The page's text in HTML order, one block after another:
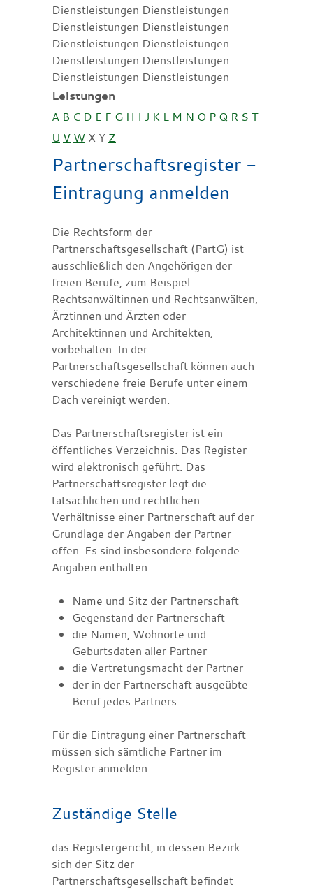
Dienstleistungen Dienstleistungen
Dienstleistungen Dienstleistungen
Dienstleistungen Dienstleistungen
Dienstleistungen Dienstleistungen
Dienstleistungen Dienstleistungen
Leistungen
A B C D E F G H I J K L M N O P Q R S T
U V W X Y Z
Partnerschaftsregister -
Eintragung anmelden
Die Rechtsform der
Partnerschaftsgesellschaft (PartG) ist
ausschließlich den Angehörigen der
freien Berufe, zum Beispiel
Rechtsanwältinnen und Rechtsanwälten,
Ärztinnen und Ärzten oder
Architektinnen und Architekten,
vorbehalten. In der
Partnerschaftsgesellschaft können auch
verschiedene freie Berufe unter einem
Dach vereinigt werden.
Das Partnerschaftsregister ist ein
öffentliches Verzeichnis. Das Register
wird elektronisch geführt. Das
Partnerschaftsregister legt die
tatsächlichen und rechtlichen
Verhältnisse einer Partnerschaft auf der
Grundlage der Angaben der Partner
offen. Es sind insbesondere folgende
Angaben enthalten:
Name und Sitz der Partnerschaft
Gegenstand der Partnerschaft
die Namen, Wohnorte und
Geburtsdaten aller Partner
die Vertretungsmacht der Partner
der in der Partnerschaft ausgeübte
Beruf jedes Partners
Für die Eintragung einer Partnerschaft
müssen sich sämtliche Partner im
Register anmelden.
Zuständige Stelle
das Registergericht, in dessen Bezirk
sich der Sitz der
Partnerschaftsgesellschaft befindet